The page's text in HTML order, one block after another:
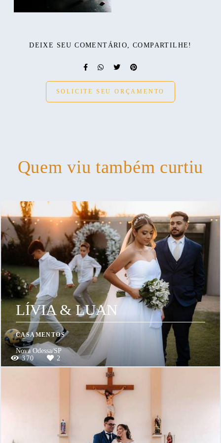
DEIXE SEU COMENTÁRIO, COMPARTILHE!
SOLICITE SEU ORÇAMENTO
Quem viu também curtiu
LÍVIA & LUAN
CASAMENTOS
Nova Odessa/SP
370
2